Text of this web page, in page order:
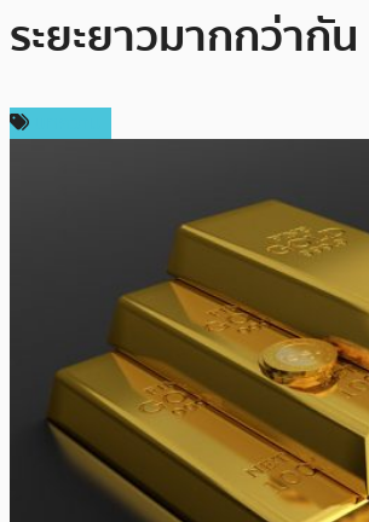
ระยะยาวมากกว่ากัน